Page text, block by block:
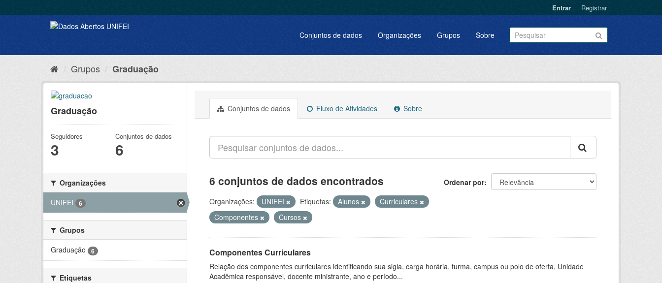
Entrar Registrar
Conjuntos de dados Organizações Grupos Sobre
Grupos Graduação
Graduação
Seguidores
3
Conjuntos de dados
6
Organizações
UNIFEI
6
Grupos
Graduação
6
Etiquetas
Conjuntos de dados Fluxo de Atividades Sobre
Ordenar por
6 conjuntos de dados encontrados
Organizações: UNIFEI Etiquetas: Alunos
Curriculares
Componentes
Cursos
Componentes Curriculares
Relação dos componentes curriculares identificando sua sigla, carga horária, turma, campus ou polo de oferta, Unidade
Acadêmica responsável, docente ministrante, ano e período...